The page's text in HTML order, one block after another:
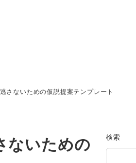
さないための仮説提案テンプレート
ないための 検索